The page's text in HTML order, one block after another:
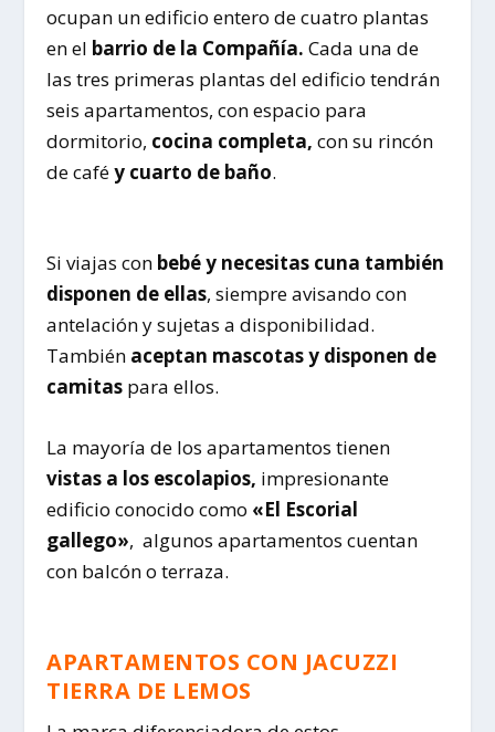
ocupan un edificio entero de cuatro plantas
en el barrio de la Compañía.Cada una de
las tres primeras plantas del edificio tendrán
seis apartamentos, con espacio para
dormitorio, cocina completa,con su rincón
de caféy cuarto de baño.
Si viajas con bebé y necesitas cuna también
disponen de ellas, siempre avisando con
antelación y sujetas a disponibilidad.
También aceptan mascotas y disponen de
camitas para ellos.
La mayoría de los apartamentos tienen
vistas a los escolapios, impresionante
edificio conocido como «El Escorial
gallego», algunos apartamentos cuentan
con balcón o terraza.
APARTAMENTOS CON JACUZZI
TIERRA DE LEMOS